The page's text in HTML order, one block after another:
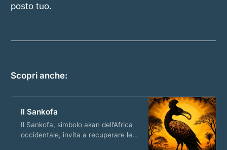
posto tuo.
Scopri anche:
Il Sankofa
Il Sankofa, simbolo akan dell’Africa
occidentale, invita a recuperare le